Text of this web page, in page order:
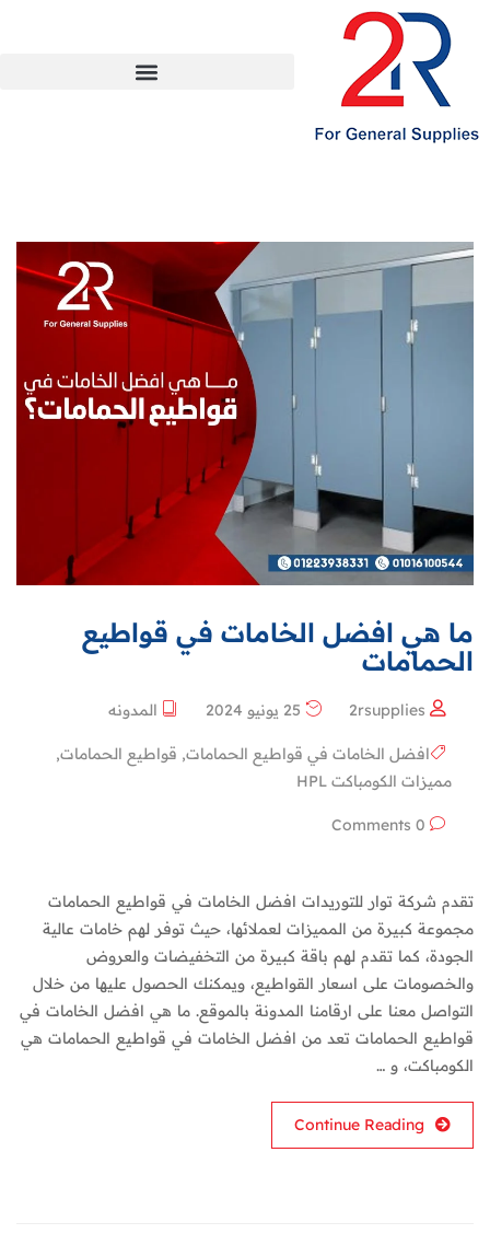
ما هي افضل الخامات في قواطيع
الحمامات
2rsupplies المدونه
افضل الخامات في قواطيع الحمامات, قواطيع الحمامات,
مميزات الكومباكت HPL
تقدم شركة توار للتوريدات افضل الخامات في قواطيع الحمامات
مجموعة كبيرة من المميزات لعملائها، حيث توفر لهم خامات عالية
الجودة، كما تقدم لهم باقة كبيرة من التخفيضات والعروض
والخصومات على اسعار القواطيع، ويمكنك الحصول عليها من خلال
التواصل معنا على ارقامنا المدونة بالموقع. ما هي افضل الخامات في
قواطيع الحمامات تعد من افضل الخامات في قواطيع الحمامات هي
الكومباكت، و …
Continue Reading